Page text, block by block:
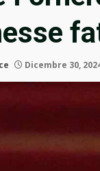
Dicembre 30,